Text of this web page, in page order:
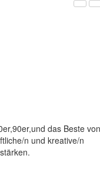
das Beste von
n und kreative/n